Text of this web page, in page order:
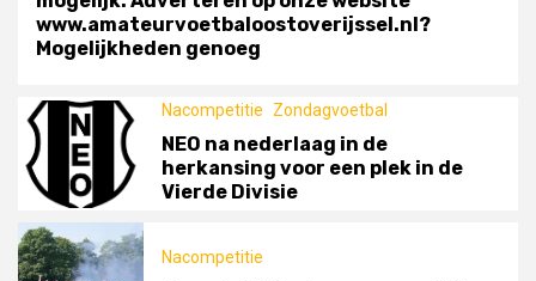
www.amateurvoetbaloostoverijssel.nl?
Mogelijkheden genoeg
Nacompetitie Zondagvoetbal
NEO na nederlaag in de
herkansing voor een plek in de
Vierde Divisie
Nacompetitie